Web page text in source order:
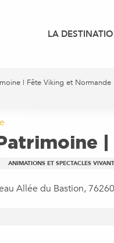
LA
| Fête Viking et Normande
ANIMATIONS ET SPECTACLES
Allée du Bastion,